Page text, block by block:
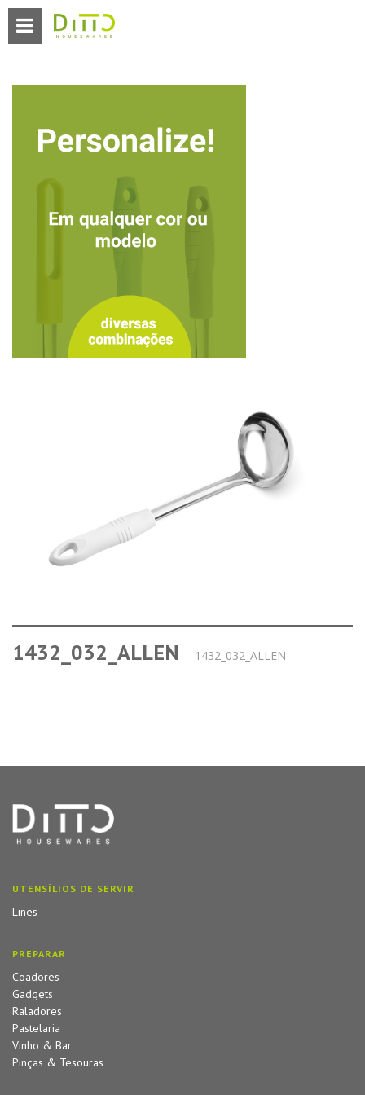
1432_032_ALLEN 1432_032_ALLEN
UTENSÍLIOS DE SERVIR
Lines
PREPARAR
Coadores
Gadgets
Raladores
Pastelaria
Vinho & Bar
Pinças & Tesouras